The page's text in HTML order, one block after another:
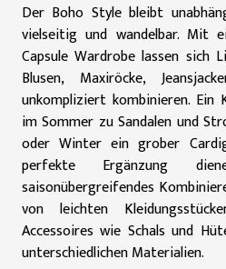
Der Boho Style bleibt
vielseitig und wandelbar. Mit
Capsule Wardrobe lassen sich
Blusen, Maxiröcke,
unkompliziert kombinieren. Ein
im Sommer zu Sandalen und
oder Winter ein grober
perfekte Ergänzung
saisonübergreifendes
von leichten
Accessoires wie Schals und
unterschiedlichen Materialien.